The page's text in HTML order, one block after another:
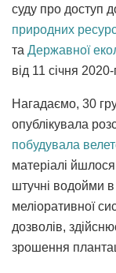
суду про доступ
природних
та Державної
від 11 січня 2020-
Нагадаємо, 30
опублікувала
побудувала
матеріалі
штучні водойми
меліоративної
дозволів,
зрошення